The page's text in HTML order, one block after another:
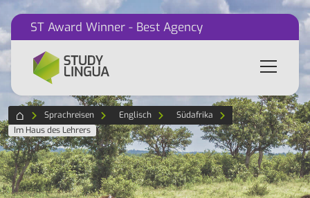
ST Award Winner - Best Agency
Sprachreisen Englisch
Südafrika
Im Haus des Lehrers